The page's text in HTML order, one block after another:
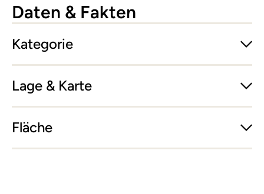
Daten & Fakten
Kategorie
Lage & Karte
Fläche